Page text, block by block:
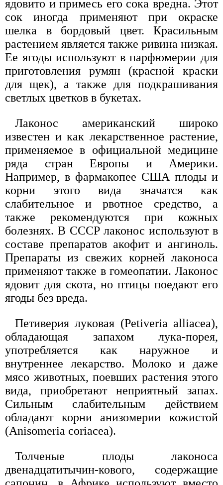
ядовито и примесь его сока вредна. Этот
сок иногда применяют при окраске
шелка в бордовый цвет. Красильным
растением является также ривина низкая.
Ее ягоды используют в парфюмерии для
приготовления румян (красной краски
для щек), а также для подкрашивания
светлых цветков в букетах.
Лаконос американский широко
известен и как лекарственное растение,
применяемое в официальной медицине
ряда стран Европы и Америки.
Например, в фармакопее США плоды и
корни этого вида значатся как
слабительное и рвотное средство, а
также рекомендуются при кожных
болезнях. В СССР лаконос используют в
составе препаратов акофит и ангиноль.
Препараты из свежих корней лаконоса
применяют также в гомеопатии. Лаконос
ядовит для скота, но птицы поедают его
ягоды без вреда.
Петиверия луковая (Petiveria alliacea),
обладающая запахом лука-порея,
употребляется как наружное и
внутреннее лекарство. Молоко и даже
мясо животных, поевших растения этого
вида, приобретают неприятный запах.
Сильным слабительным действием
обладают корни анизомерии кожистой
(Anisomeria coriacea).
Толченые плоды лаконоса
двенадцатитычин-кового, содержащие